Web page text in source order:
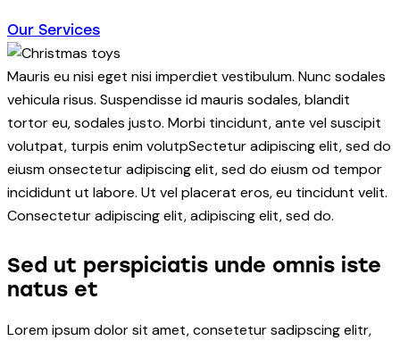
Our Services
Mauris eu nisi eget nisi imperdiet vestibulum. Nunc sodales
vehicula risus. Suspendisse id mauris sodales, blandit
tortor eu, sodales justo. Morbi tincidunt, ante vel suscipit
volutpat, turpis enim volutpSectetur adipiscing elit, sed do
eiusm onsectetur adipiscing elit, sed do eiusm od tempor
incididunt ut labore. Ut vel placerat eros, eu tincidunt velit.
Consectetur adipiscing elit, adipiscing elit, sed do.
Sed ut perspiciatis unde omnis iste
natus et
Lorem ipsum dolor sit amet, consetetur sadipscing elitr,